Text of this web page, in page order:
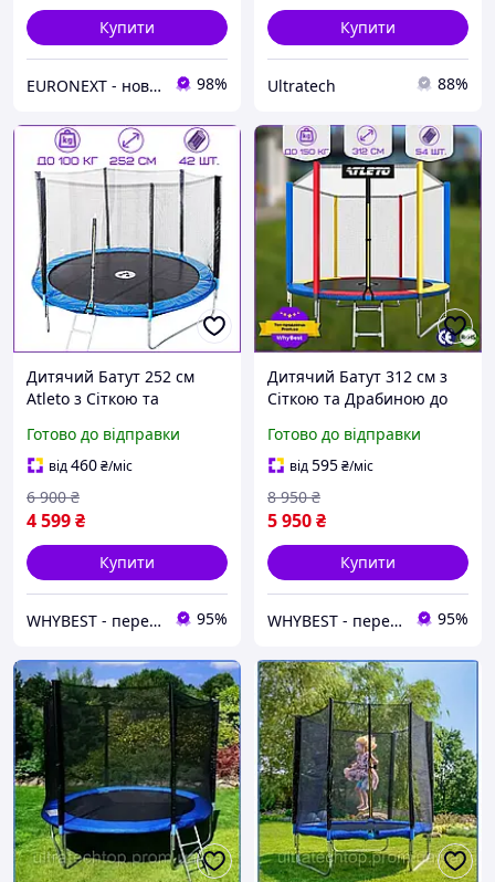
Купити
EURONEXT - нові товари для дому із Європи за найкращими цінами 98%
Купити
Ultratech 88%
Дитячий Батут 252 см
Atleto з Сіткою та
Батут на Пружинах Батут
для Дітей на Дачу для
Стрибків до 100 кг
Готово до відправки
від460₴/міс
4 599₴
6 900 ₴
Купити
WHYBEST - перевірені товари за вигідними цінами 95%
Дитячий Батут 312 см з
Сіткою та Драбиною до
Батут для Дітей для
Стрибків Батут на
Пружинах на Дачу
Готово до відправки
від595₴/міс
5 950₴
8 950 ₴
Купити
WHYBEST - перевірені товари за вигідними цінами 95%